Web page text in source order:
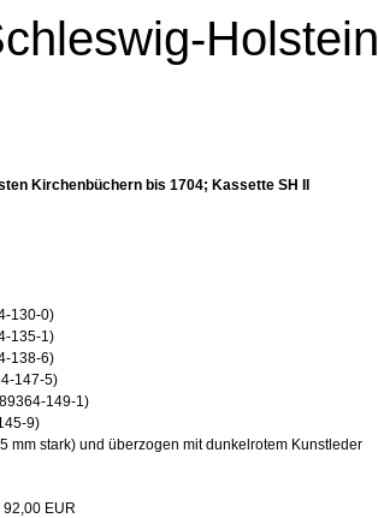
Holstein
Kirchenbüchern bis 1704; Kassette SH II
130-0)
135-1)
138-6)
147-5)
149-1)
9)
mm stark) und überzogen mit dunkelrotem Kunstleder
92,00 EUR